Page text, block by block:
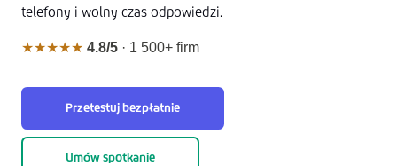
telefony i wolny czas odpowiedzi.
★★★★★ 4.8/5 · 1 500+ firm
Przetestuj bezpłatnie
Umów spotkanie